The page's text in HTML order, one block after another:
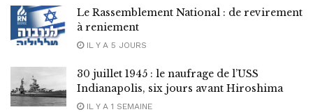
Le Rassemblement National : de revirement
à reniement
IL Y A 5 JOURS
30 juillet 1945 : le naufrage de l’USS
Indianapolis, six jours avant Hiroshima
IL Y A 1 SEMAINE